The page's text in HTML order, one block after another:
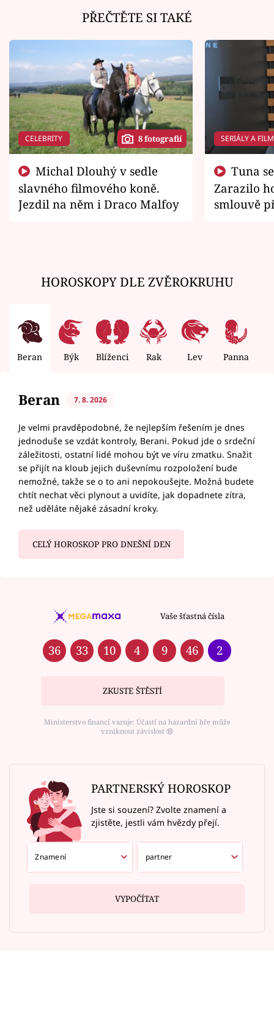
PŘEČTĚTE SI TAKÉ
CELEBRITY 8 fotografií
slavného filmového koně.
Jezdil na něm i Draco Malfoy
SERIÁLY A
Zarazilo
smlouvě
HOROSKOPY DLE ZVĚROKRUHU
Beran Býk Blíženci Rak Lev Panna
Beran 7. 8. 2026
Je velmi pravděpodobné, že nejlepším řešením je dnes
jednoduše se vzdát kontroly, Berani. Pokud jde o srdeční
záležitosti, ostatní lidé mohou být ve víru zmatku. Snažit
se přijít na kloub jejich duševnímu rozpoložení bude
nemožné, takže se o to ani nepokoušejte. Možná budete
chtít nechat věci plynout a uvidíte, jak dopadnete zítra,
než uděláte nějaké zásadní kroky.
CELÝ HOROSKOP PRO DNEŠNÍ DEN
Vaše šťastná čísla
36 33 10 4 9 46 2
ZKUSTE ŠTĚSTÍ
Ministerstvo financí varuje: Účastí na hazardní hře může
vzniknout závislost ⑱
PARTNERSKÝ HOROSKOP
Jste si souzení? Zvolte znamení a
zjistěte, jestli vám hvězdy přejí.
VYPOČÍTAT